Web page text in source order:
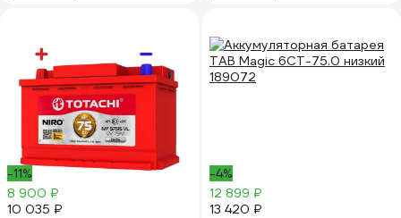
-11%
8 900 ₽
10 035 ₽
-4%
12 899 ₽
13 420 ₽